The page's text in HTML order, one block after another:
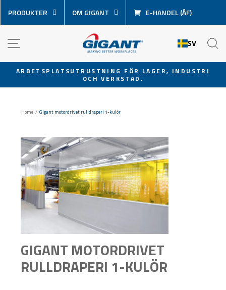
över
innehåll
PRODUKTER OM GIGANT E-HANDEL (ÅF)
SV
Pausa
ARBETSPLATSUTRUSTNING FÖR LAGER, INDUSTRI
OCH VERKSTAD.
Home / Gigant motordrivet rulldraperi 1-kulör
GIGANT MOTORDRIVET
RULLDRAPERI 1-KULÖR